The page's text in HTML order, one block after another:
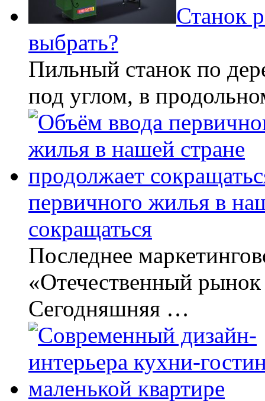
Станок
выбрать?
Пильный станок по
под углом, в
первичного жилья в
сокращаться
Последнее
«Отечественный
Сегодняшняя …